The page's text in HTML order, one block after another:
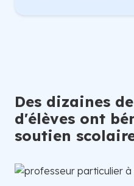
Des dizaines
d'élèves ont
soutien